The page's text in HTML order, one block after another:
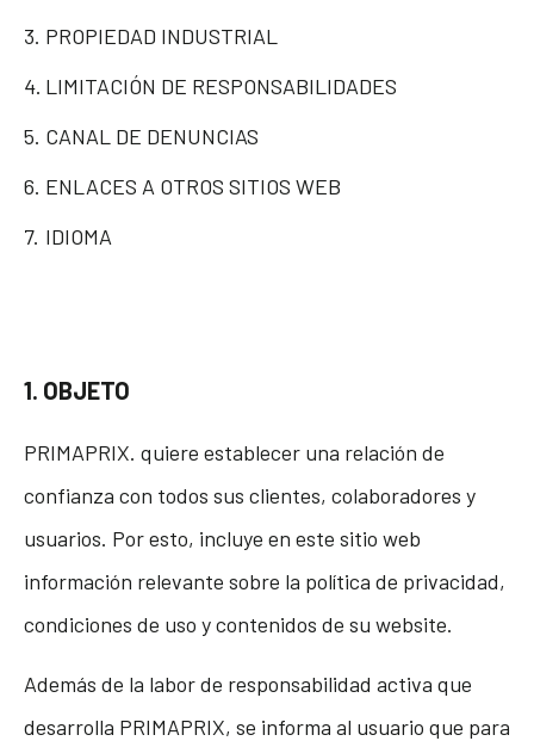
PROPIEDAD INDUSTRIAL
LIMITACIÓN DE RESPONSABILIDADES
CANAL DE DENUNCIAS
ENLACES A OTROS SITIOS WEB
IDIOMA
1. OBJETO
PRIMAPRIX. quiere establecer una relación de
confianza con todos sus clientes, colaboradores y
usuarios. Por esto, incluye en este sitio web
información relevante sobre la política de privacidad,
condiciones de uso y contenidos de su website.
Además de la labor de responsabilidad activa que
desarrolla PRIMAPRIX, se informa al usuario que para